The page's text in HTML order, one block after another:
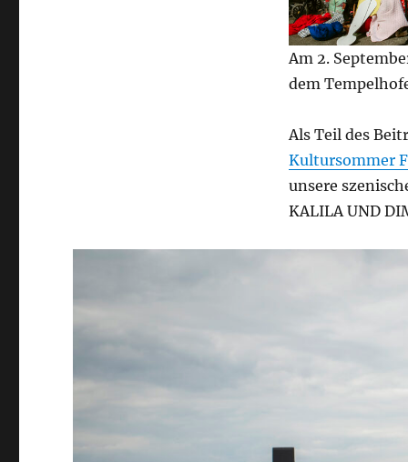
Am 2.
dem
Als Teil des
Kultursommer
unsere
KALILA UND